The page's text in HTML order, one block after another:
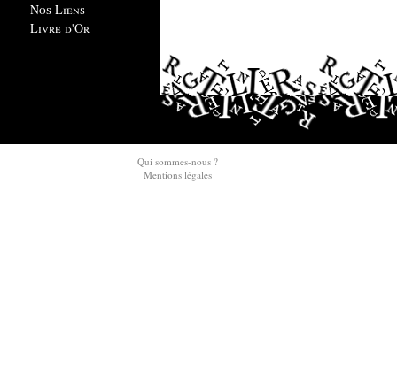
Nos Liens
Livre d'Or
Qui sommes-nous ?
Mentions légales